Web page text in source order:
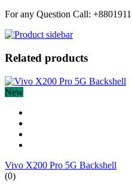
For any Question Call:
Related products
New
Vivo X200 Pro 5G Backshell
(0)